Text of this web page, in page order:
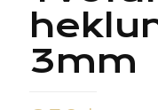
3mm